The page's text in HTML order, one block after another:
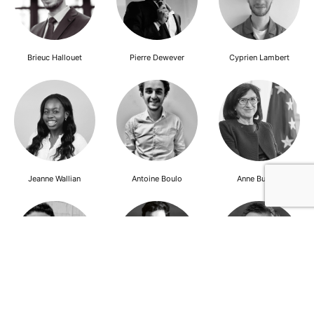
Brieuc Hallouet Pierre Dewever Cyprien Lambert
Jeanne Wallian Antoine Boulo Anne Bucher